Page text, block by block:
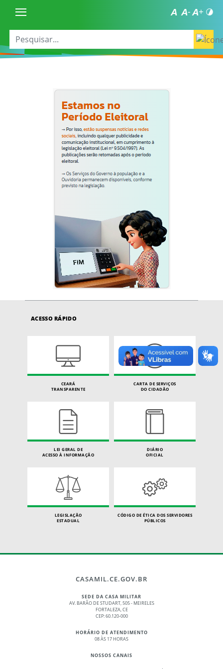
ACESSO RÁPIDO
CEARÁ
TRANSPARENTE
CARTA DE SERVIÇOS
DO CIDADÃO
LEI GERAL DE
ACESSO À INFORMAÇÃO
DIÁRIO
OFICIAL
LEGISLAÇÃO
ESTADUAL
CÓDIGO DE ÉTICA DOS SERVIDORES
PÚBLICOS
CASAMIL.CE.GOV.BR
SEDE DA CASA MILITAR
AV. BARÃO DE STUDART, 505 - MEIRELES
FORTALEZA, CE
CEP: 60.120-000
HORÁRIO DE ATENDIMENTO
08 ÀS 17 HORAS
NOSSOS CANAIS